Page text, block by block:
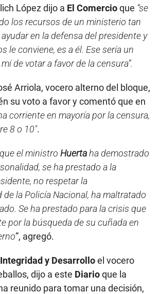
López dijo a El Comercioque “se
los recursos de un ministerio tan
en la defensa del presidente y
le conviene, es a él. Ese sería un
de votar a favor de la censura”.
Arriola, vocero alterno del bloque,
su voto a favor y comentó que en
corriente en mayoría por la censura,
8 o 10″.
el ministro Huertaha demostrado
se ha prestado a la
no respetar la
la Policía Nacional, ha maltratado
Se ha prestado para la crisis que
por la búsqueda de su cuñada en
”, agregó.
Integridad y Desarrolloel vocero
dijo a este Diarioque la
reunido para tomar una decisión,